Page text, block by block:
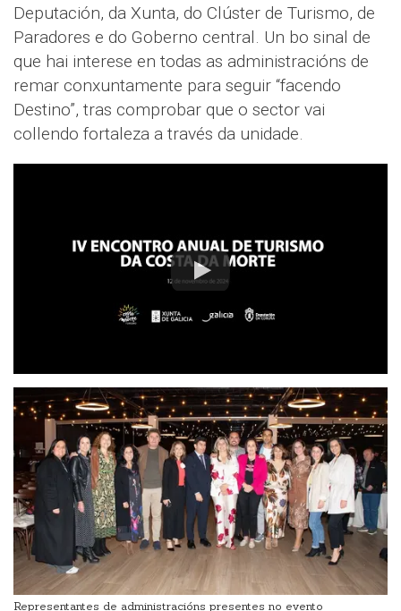
Deputación, da Xunta, do Clúster de Turismo, de
Paradores e do Goberno central. Un bo sinal de
que hai interese en todas as administracións de
remar conxuntamente para seguir “facendo
Destino”, tras comprobar que o sector vai
collendo fortaleza a través da unidade.
Representantes de administracións presentes no evento